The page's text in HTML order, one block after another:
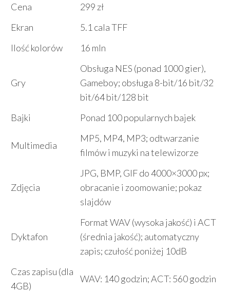
Cena
299 zł
Ekran
5.1 cala TFF
Ilość kolorów
16 mln
Gry
Obsługa NES (ponad 1000 gier),
Gameboy; obsługa 8-bit/16 bit/32
bit/64 bit/128 bit
Bajki
Ponad 100 popularnych bajek
Multimedia
MP5, MP4, MP3; odtwarzanie
filmów i muzyki na telewizorze
Zdjęcia
JPG, BMP, GIF do 4000×3000 px;
obracanie i zoomowanie; pokaz
slajdów
Dyktafon
Format WAV (wysoka jakość) i ACT
(średnia jakość); automatyczny
zapis; czułość poniżej 10dB
Czas zapisu (dla
4GB)
WAV: 140 godzin; ACT: 560 godzin